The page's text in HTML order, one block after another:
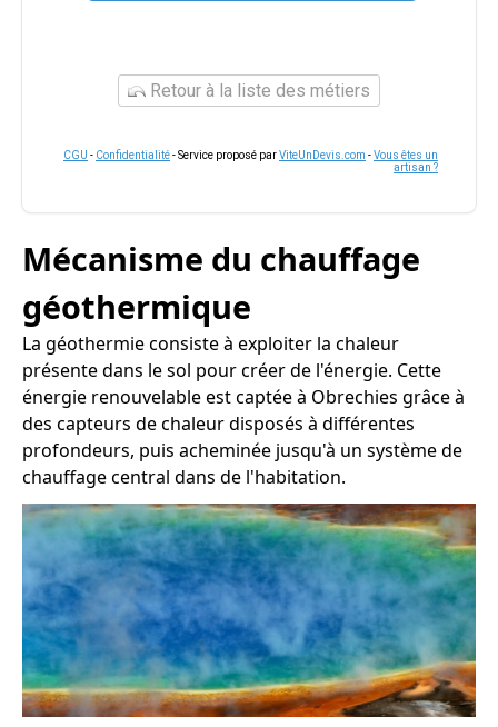
Retour à la liste des métiers
CGU - Confidentialité- Service proposé parViteUnDevis.com -Vous êtes un
artisan ?
Mécanisme du chauffage
géothermique
La géothermie consiste à exploiter la chaleur
présente dans le sol pour créer de l'énergie. Cette
énergie renouvelable est captée à Obrechies grâce à
des capteurs de chaleur disposés à différentes
profondeurs, puis acheminée jusqu'à un système de
chauffage central dans de l'habitation.